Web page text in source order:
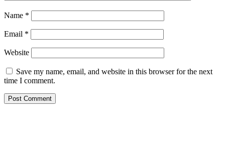
Name *
Email *
Website
Save my name, email, and website in this browser for the next
time I comment.